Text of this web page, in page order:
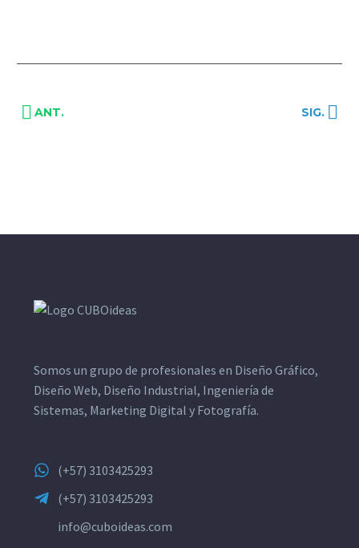
ANT. SIG.
Somos un grupo de profesionales en Diseño Gráfico,
Diseño Web, Diseño Industrial, Ingeniería de
Sistemas, Marketing Digital y Fotografía.
(+57) 3103425293
(+57) 3103425293
info@cuboideas.com